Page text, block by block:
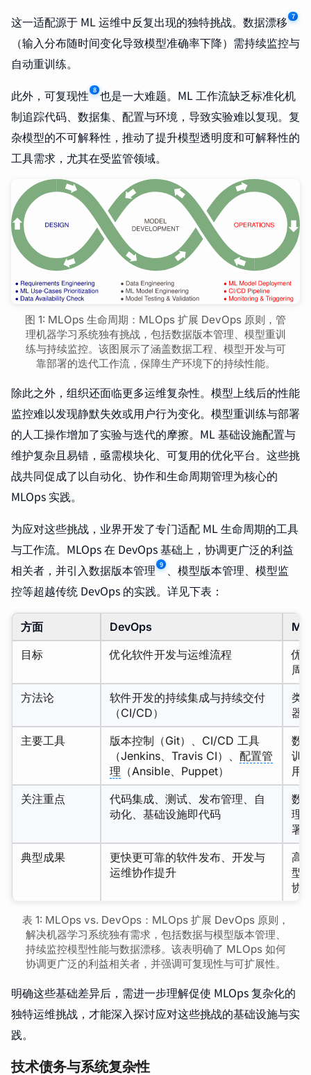
这一适配源于 ML 运维中反复出现的独特挑战。数据漂移 7
（输入分布随时间变化导致模型准确率下降）需持续监控与
自动重训练。
此外，可复现性 8 也是一大难题。ML 工作流缺乏标准化机
制追踪代码、数据集、配置与环境，导致实验难以复现。复
杂模型的不可解释性，推动了提升模型透明度和可解释性的
工具需求，尤其在受监管领域。
图 1: MLOps 生命周期：MLOps 扩展 DevOps 原则，管
理机器学习系统独有挑战，包括数据版本管理、模型重训
练与持续监控。该图展示了涵盖数据工程、模型开发与可
靠部署的迭代工作流，保障生产环境下的持续性能。
除此之外，组织还面临更多运维复杂性。模型上线后的性能
监控难以发现静默失效或用户行为变化。模型重训练与部署
的人工操作增加了实验与迭代的摩擦。ML 基础设施配置与
维护复杂且易错，亟需模块化、可复用的优化平台。这些挑
战共同促成了以自动化、协作和生命周期管理为核心的
MLOps 实践。
为应对这些挑战，业界开发了专门适配 ML 生命周期的工具
与工作流。MLOps 在 DevOps 基础上，协调更广泛的利益
相关者，并引入数据版本管理 9
、模型版本管理、模型监
控等超越传统 DevOps 的实践。详见下表：
方面 DevOps
目标
优化软件开发与运维流程
优
周
方法论
软件开发的持续集成与持续交付
（CI/CD）
类
器
主要工具
版本控制（Git）、CI/CD 工具
（Jenkins、Travis CI）、 配置管
理 （Ansible、Puppet）
数
训
用
关注重点
代码集成、测试、发布管理、自
动化、基础设施即代码
数
理
署
典型成果
更快更可靠的软件发布、开发与
运维协作提升
高
型
协
表 1: MLOps vs. DevOps：MLOps 扩展 DevOps 原则，
解决机器学习系统独有需求，包括数据与模型版本管理、
持续监控模型性能与数据漂移。该表明确了 MLOps 如何
协调更广泛的利益相关者，并强调可复现性与可扩展性。
明确这些基础差异后，需进一步理解促使 MLOps 复杂化的
独特运维挑战，才能深入探讨应对这些挑战的基础设施与实
践。
技术债务与系统复杂性